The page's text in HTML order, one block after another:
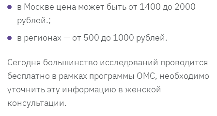
в Москве цена может быть от 1400 до 2000
рублей.;
в регионах — от 500 до 1000 рублей.
Сегодня большинство исследований проводится
бесплатно в рамках программы ОМС, необходимо
уточнить эту информацию в женской
консультации.